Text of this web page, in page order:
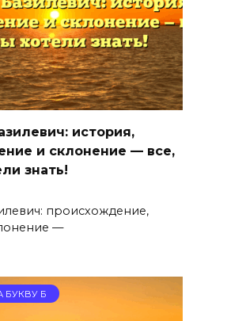
история,
и склонение — все,
знать!
происхождение,
—
БУКВУ Б